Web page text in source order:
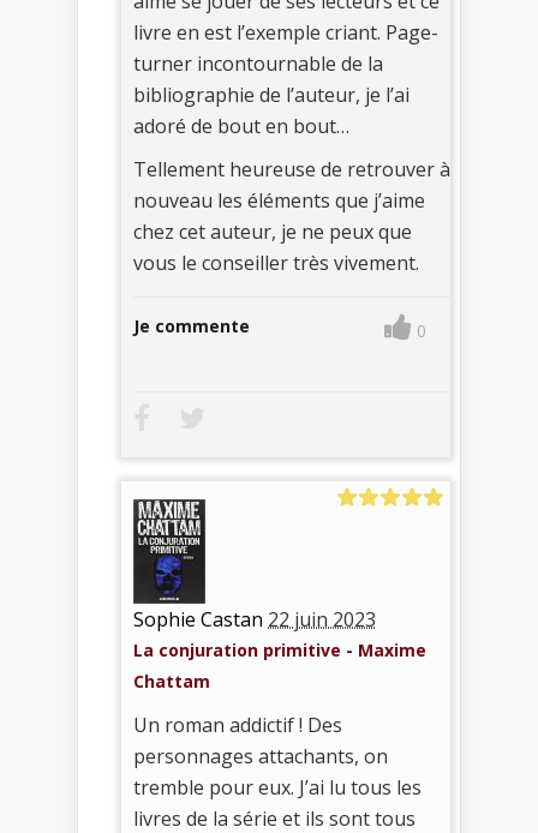
livre en est l’exemple criant. Page-
turner incontournable de la
bibliographie de l’auteur, je l’ai
adoré de bout en bout…
Tellement heureuse de retrouver à
nouveau les éléments que j’aime
chez cet auteur, je ne peux que
vous le conseiller très vivement.
Je commente 0
Sophie Castan 22 juin 2023
La conjuration primitive - Maxime
Chattam
Un roman addictif ! Des
personnages attachants, on
tremble pour eux. J’ai lu tous les
livres de la série et ils sont tous